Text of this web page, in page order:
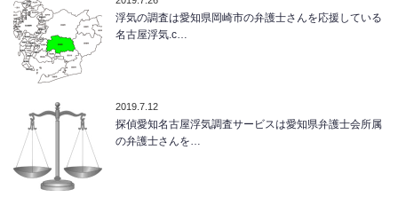
浮気の調査は愛知県岡崎市の弁護士さんを応援している
名古屋浮気.c…
2019.7.12
探偵愛知名古屋浮気調査サービスは愛知県弁護士会所属
の弁護士さんを…